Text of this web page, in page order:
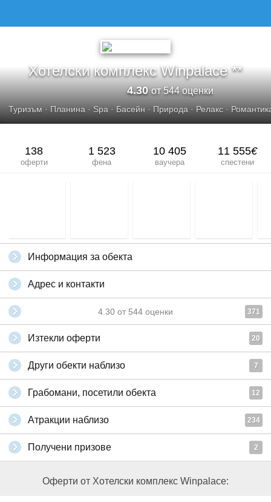
Хотелски комплекс Winpalace **
4.30от 544 оценки
Туризъм · Планина · Spa · Басейн · Природа · Релакс ·
138
оферти
1 523
фена
10 405
ваучера
11 555€
спестени
Информация за обекта
Адрес и контакти
4.30 от 544 оценки 371
Изтекли оферти 20
Други обекти наблизо 7
Грабомани, посетили обекта 12
Атракции наблизо 234
Получени призове 2
Оферти от Хотелски комплекс Winpalace: